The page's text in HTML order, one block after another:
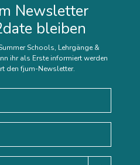
Newsletter
bleiben
Schools, Lehrgänge &
ihr als Erste informiert werden
den fjum-Newsletter.